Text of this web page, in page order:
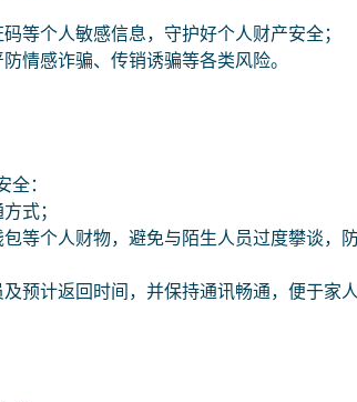
等个人敏感信息，守护好个人财产安全；
情感诈骗、传销诱骗等各类风险。
：
式；
等个人财物，避免与陌生人员过度攀谈，
预计返回时间，并保持通讯畅通，便于家人